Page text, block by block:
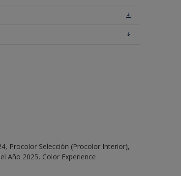
Procolor Selección (Procolor Interior),
Año 2025, Color Experience